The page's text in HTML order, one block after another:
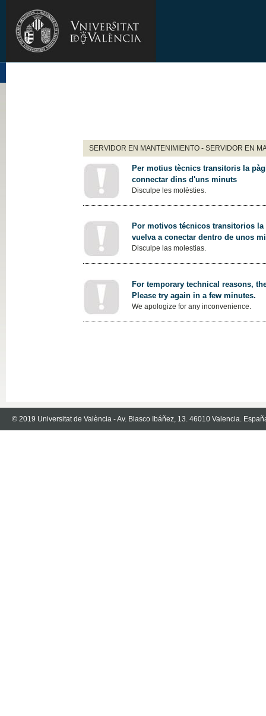
SERVIDOR EN MANTENIMIENTO - SERVIDOR EN
Per motius tècnics transitoris la
connectar dins d'uns minuts
Disculpe les molèsties.
Por motivos técnicos transitorios
vuelva a conectar dentro de unos
Disculpe las molestias.
For temporary technical reasons,
Please try again in a few minutes.
We apologize for any inconvenience.
© 2019 Universitat de València - Av. Blasco Ibáñez, 13. 46010 Valencia.